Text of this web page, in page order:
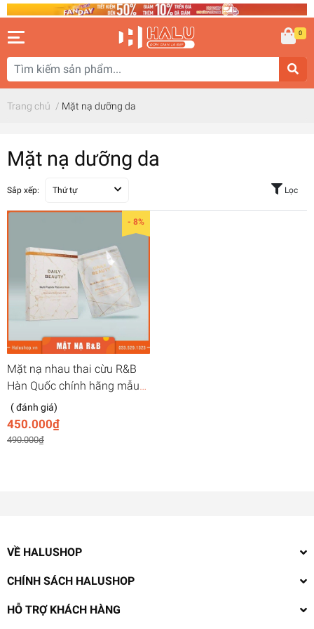
0
Trang chủ / Mặt nạ dưỡng da
Mặt nạ dưỡng da
Sắp xếp: Thứ tự Lọc
- 8%
Mặt nạ nhau thai cừu R&B
Hàn Quốc chính hãng mẫu
mới, giá tốt nhất
( đánh giá)
450.000₫
490.000₫
VỀ HALUSHOP
CHÍNH SÁCH HALUSHOP
HỖ TRỢ KHÁCH HÀNG